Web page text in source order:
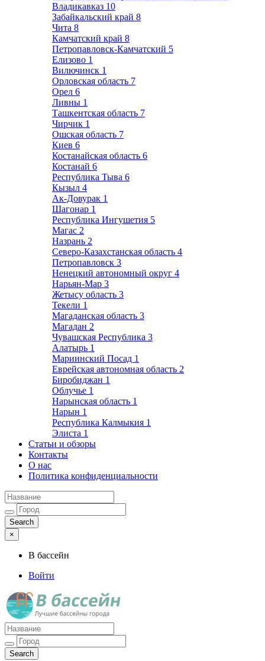
Владикавказ 10
Забайкальский край 8
Чита 8
Камчатский край 8
Петропавловск-Камчатский 5
Елизово 1
Вилючинск 1
Орловская область 7
Орел 6
Ливны 1
Ташкентская область 7
Чирчик 1
Ошская область 7
Киев 6
Костанайская область 6
Костанай 6
Республика Тыва 6
Кызыл 4
Ак-Довурак 1
Шагонар 1
Республика Ингушетия 5
Магас 2
Назрань 2
Северо-Казахстанская область 4
Петропавловск 3
Ненецкий автономный округ 4
Нарьян-Мар 3
Жетысу область 3
Текели 1
Магаданская область 3
Магадан 2
Чувашская Республика 3
Алатырь 1
Мариинский Посад 1
Еврейская автономная область 2
Биробиджан 1
Облучье 1
Нарынская область 1
Нарын 1
Республика Калмыкия 1
Элиста 1
Статьи и обзоры
Контакты
О нас
Политика конфиденциальности
×
В бассейн
Войти
Лучшие бассейны города